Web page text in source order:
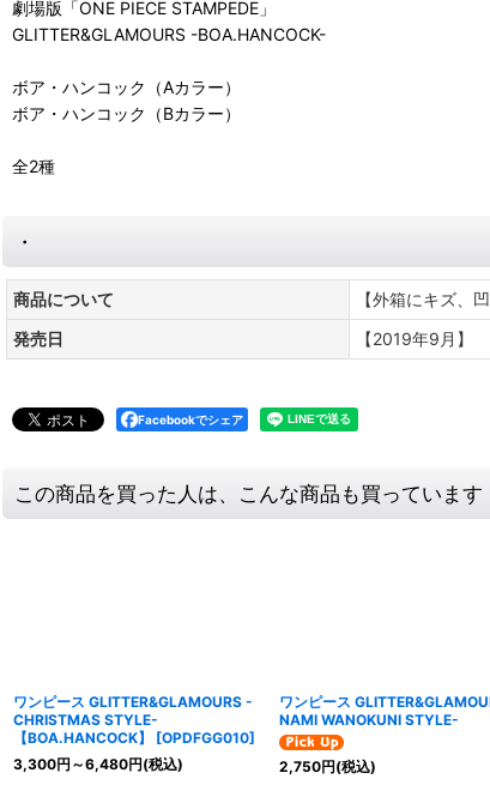
劇場版「ONE PIECE STAMPEDE」
GLITTER&GLAMOURS -BOA.HANCOCK-
ボア・ハンコック（Aカラー）
ボア・ハンコック（Bカラー）
全2種
・
商品について
【外箱にキズ、
発売日
【2019年9月】
Facebookでシェア
この商品を買った人は、こんな商品も買っています
ワンピース GLITTER&GLAMOURS -
CHRISTMAS STYLE-
【BOA.HANCOCK】
[OPDFGG010]
3,300円 ～6,480円(税込)
ワンピース
NAMI WANOKUNI STYLE-
2,750円(税込)